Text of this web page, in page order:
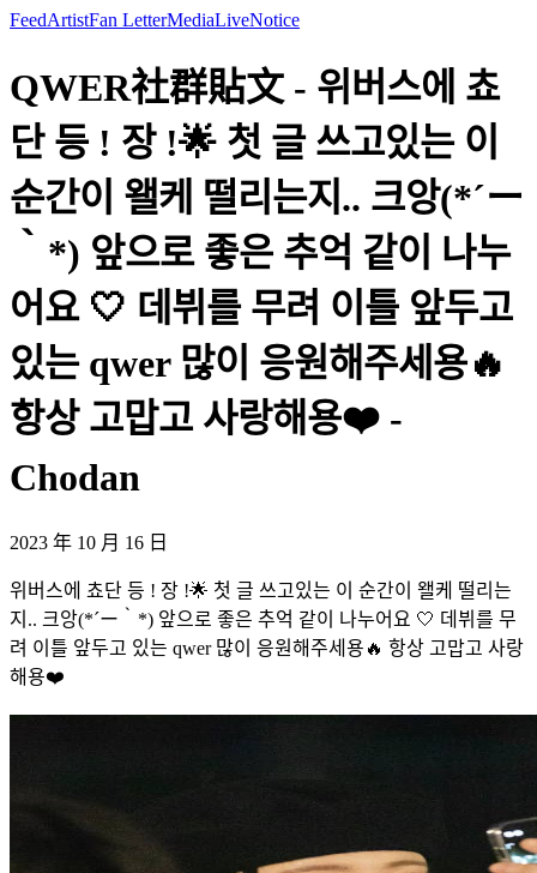
FeedArtistFan LetterMediaLiveNotice
QWER社群貼文 - 위버스에 쵸
단 등 ! 장 !🌟 첫 글 쓰고있는 이
순간이 왤케 떨리는지.. 크앙(*´ー
｀*) 앞으로 좋은 추억 같이 나누
어요 🤍 데뷔를 무려 이틀 앞두고
있는 qwer 많이 응원해주세용🔥
항상 고맙고 사랑해용❤️ -
Chodan
2023 年 10 月 16 日
위버스에 쵸단 등 ! 장 !🌟 첫 글 쓰고있는 이 순간이 왤케 떨리는
지.. 크앙(*´ー｀*) 앞으로 좋은 추억 같이 나누어요 🤍 데뷔를 무
려 이틀 앞두고 있는 qwer 많이 응원해주세용🔥 항상 고맙고 사랑
해용❤️